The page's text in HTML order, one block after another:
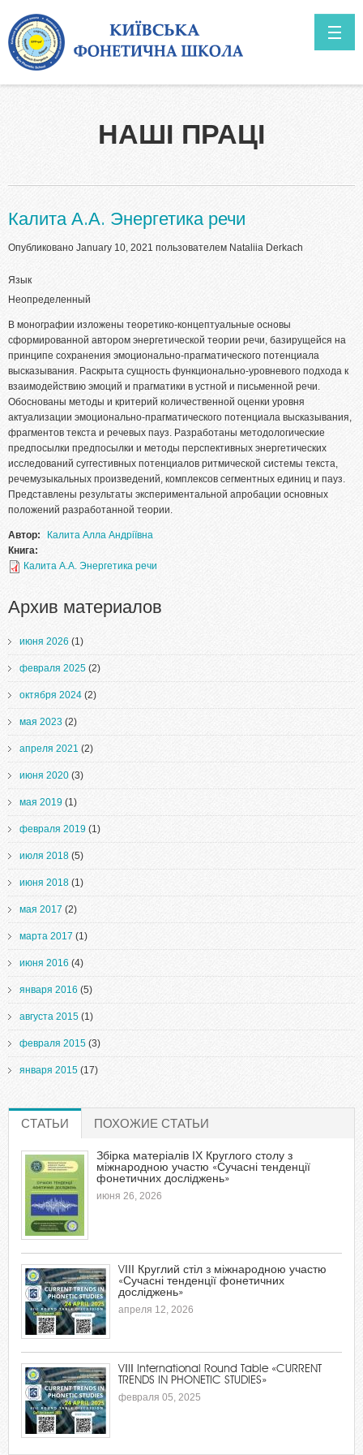
НАШІ ПРАЦІ
Калита А.А. Энергетика речи
Опубликовано January 10, 2021 пользователем Nataliia Derkach
Язык
Неопределенный
В монографии изложены теоретико-концептуальные основы
сформированной автором энергетической теории речи, базирущейся на
принципе сохранения эмоционально-прагматического потенциала
высказывания. Раскрыта сущность функционально-уровневого подхода к
взаимодействию эмоций и прагматики в устной и письменной речи.
Обоснованы методы и критерий количественной оценки уровня
актуализации эмоционально-прагматического потенциала высказывания,
фрагментов текста и речевых пауз. Разработаны методологические
предпосылки предпосылки и методы перспективных энергетических
исследований суггестивных потенциалов ритмической системы текста,
речемузыкальных произведений, комплексов сегментных единиц и пауз.
Представлены результаты экспериментальной апробации основных
положений разработанной теории.
Автор:
Калита Алла Андріївна
Книга:
Калита А.А. Энергетика речи
Архив материалов
июня 2026 (1)
февраля 2025 (2)
октября 2024 (2)
мая 2023 (2)
апреля 2021 (2)
июня 2020 (3)
мая 2019 (1)
февраля 2019 (1)
июля 2018 (5)
июня 2018 (1)
мая 2017 (2)
марта 2017 (1)
июня 2016 (4)
января 2016 (5)
августа 2015 (1)
февраля 2015 (3)
января 2015 (17)
СТАТЬИ (АКТИВНАЯ ВКЛАДКА)
ПОХОЖИЕ СТАТЬИ
Збірка матеріалів ІХ Круглого столу з
міжнародною участю «Сучасні тенденції
фонетичних досліджень»
июня 26, 2026
VІІІ Круглий стіл з міжнародною участю
«Сучасні тенденції фонетичних
досліджень»
апреля 12, 2026
VІIІ International Round Table «CURRENT
TRENDS IN PHONETIC STUDIES»
февраля 05, 2025